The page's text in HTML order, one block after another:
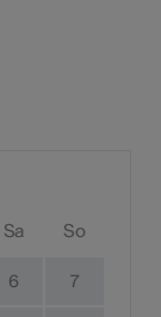
Sa So
6 7